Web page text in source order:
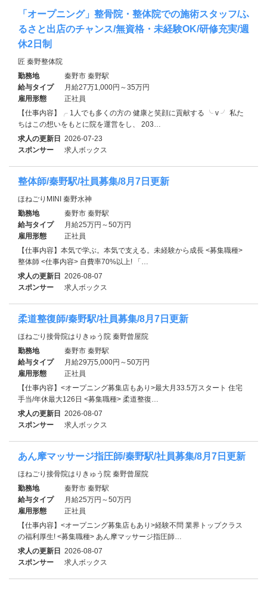
「オープニング」整骨院・整体院での施術スタッフ/ふ
るさと出店のチャンス/無資格・未経験OK/研修充実/週
休2日制
匠 秦野整体院
勤務地
秦野市 秦野駅
給与タイプ
月給27万1,000円～35万円
雇用形態
正社員
【仕事内容】╭ 1人でも多くの方の 健康と笑顔に貢献する ╰ v ╯ 私た
ちはこの想いをもとに院を運営をし、 203…
求人の更新日 2026-07-23
スポンサー
求人ボックス
整体師/秦野駅/社員募集/8月7日更新
ほねごりMINI 秦野水神
勤務地
秦野市 秦野駅
給与タイプ
月給25万円～50万円
雇用形態
正社員
【仕事内容】本気で学ぶ。本気で支える。未経験から成長 <募集職種>
整体師 <仕事内容> 自費率70%以上! 「…
求人の更新日 2026-08-07
スポンサー
求人ボックス
柔道整復師/秦野駅/社員募集/8月7日更新
ほねごり接骨院はりきゅう院 秦野曾屋院
勤務地
秦野市 秦野駅
給与タイプ
月給29万5,000円～50万円
雇用形態
正社員
【仕事内容】<オープニング募集店もあり>最大月33.5万スタート 住宅
手当/年休最大126日 <募集職種> 柔道整復…
求人の更新日 2026-08-07
スポンサー
求人ボックス
あん摩マッサージ指圧師/秦野駅/社員募集/8月7日更新
ほねごり接骨院はりきゅう院 秦野曾屋院
勤務地
秦野市 秦野駅
給与タイプ
月給25万円～50万円
雇用形態
正社員
【仕事内容】<オープニング募集店もあり>経験不問 業界トップクラス
の福利厚生! <募集職種> あん摩マッサージ指圧師…
求人の更新日 2026-08-07
スポンサー
求人ボックス